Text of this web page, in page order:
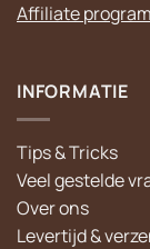
Affiliate
INFORMATIE
Tips & Tricks
Veel gestelde
Over ons
Levertijd &